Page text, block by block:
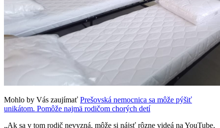
Mohlo by Vás zaujímať Prešovská nemocnica sa môže pýšiť
unikátom. Pomôže najmä rodičom chorých detí
„Ak sa v tom rodič nevyzná, môže si nájsť rôzne videá na YouTube,